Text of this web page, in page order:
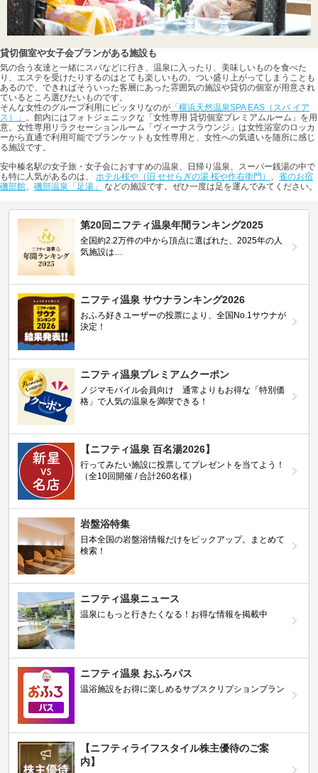
貸切個室や女子会プランがある施設も
気の合う友達と一緒にスパなどに行き、温泉に入ったり、美味しいものを食べた
り、エステを受けたりするのはとても楽しいもの。つい盛り上がってしまうことも
あるので、できればそういった客層にあった雰囲気の施設や貸切の個室が用意され
ているところ選びたいものです。
そんな女性のグループ利用にピッタリなのが 「横浜天然温泉SPA EAS（スパ イア
ス）」 。館内にはフォトジェニックな「女性専用 貸切個室プレミアムルーム」を用
意。女性専用リラクセーションルーム「ヴィーナスラウンジ」は女性浴室のロッカ
ーから直通で利用可能でブランケットも女性専用と、女性への気遣いを随所に感じ
る施設です。
安中榛名駅の女子旅・女子会におすすめの温泉、日帰り温泉、スーパー銭湯の中で
も特に人気があるのは、 ホテル桜や（旧 せせらぎの湯 桜や作右衛門） 、 雀のお宿
磯部館、 磯部温泉「足湯」 などの施設です。ぜひ一度は足を運んでみてください。
第20回ニフティ温泉年間ランキング2025
全国約2.2万件の中から頂点に選ばれた、2025年の人
気施設は…
ニフティ温泉 サウナランキング2026
おふろ好きユーザーの投票により、全国No.1サウナが
決定！
ニフティ温泉プレミアムクーポン
ノジマモバイル会員向け 通常よりもお得な「特別価
格」で人気の温泉を満喫できる！
【ニフティ温泉 百名湯2026】
行ってみたい施設に投票してプレゼントを当てよう！
（全10回開催 / 合計260名様）
岩盤浴特集
日本全国の岩盤浴情報だけをピックアップ。まとめて
検索！
ニフティ温泉ニュース
温泉にもっと行きたくなる！お得な情報を掲載中
ニフティ温泉 おふろパス
温浴施設をお得に楽しめるサブスクリプションプラン
【ニフティライフスタイル株主優待のご案
内】